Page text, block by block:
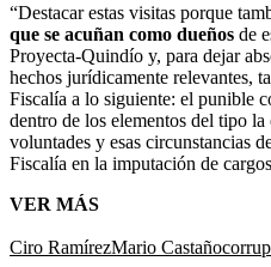
“Destacar estas visitas porque
que se acuñan como dueños de
Proyecta-Quindío y, para dejar
hechos jurídicamente relevantes,
Fiscalía a lo siguiente: el punible
dentro de los elementos del tipo
voluntades y esas circunstancias
Fiscalía en la imputación de
VER MÁS
Ciro RamírezMario Castaño